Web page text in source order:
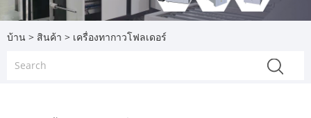
บ้าน > สินค้า > เครื่องทากาวโฟลเดอร์